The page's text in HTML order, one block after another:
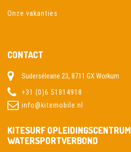
Onze vakanties
CONTACT
Suderséleane 23, 8711 GX Workum
+31 (0)6 51814918
info@kitemobile.nl
KITESURF OPLEIDINGSCENTRUM
WATERSPORTVERBOND